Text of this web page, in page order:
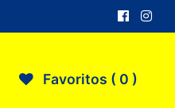
Favoritos ( 0 )